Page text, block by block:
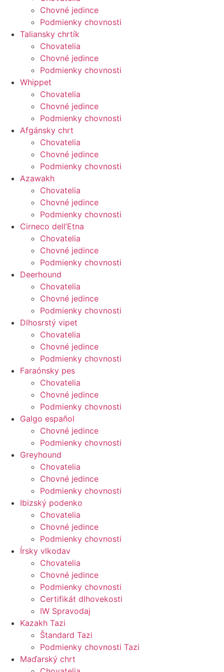
Chovné jedince
Podmienky chovnosti
Taliansky chrtík
Chovatelia
Chovné jedince
Podmienky chovnosti
Whippet
Chovatelia
Chovné jedince
Podmienky chovnosti
Afgánsky chrt
Chovatelia
Chovné jedince
Podmienky chovnosti
Azawakh
Chovatelia
Chovné jedince
Podmienky chovnosti
Cirneco dell’Etna
Chovatelia
Chovné jedince
Podmienky chovnosti
Deerhound
Chovatelia
Chovné jedince
Podmienky chovnosti
Dlhosrstý vipet
Chovatelia
Chovné jedince
Podmienky chovnosti
Faraónsky pes
Chovatelia
Chovné jedince
Podmienky chovnosti
Galgo español
Chovné jedince
Podmienky chovnosti
Greyhound
Chovatelia
Chovné jedince
Podmienky chovnosti
Ibizský podenko
Chovatelia
Chovné jedince
Podmienky chovnosti
Írsky vlkodav
Chovatelia
Chovné jedince
Podmienky chovnosti
Certifikát dlhovekosti
IW Spravodaj
Kazakh Tazi
Štandard Tazi
Podmienky chovnosti Tazi
Maďarský chrt